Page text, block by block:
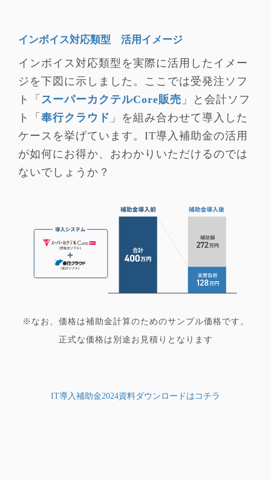
インボイス対応類型 活用イメージ
インボイス対応類型を実際に活用したイメー
ジを下図に示しました。ここでは受発注ソフ
ト「 スーパーカクテルCore販売 」と会計ソフ
ト「 奉行クラウド 」を組み合わせて導入した
ケースを挙げています。IT導入補助金の活用
が如何にお得か、おわかりいただけるのでは
ないでしょうか？
※なお、価格は補助金計算のためのサンプル価格です。
正式な価格は別途お見積りとなります
IT導入補助金2024資料ダウンロードはコチラ